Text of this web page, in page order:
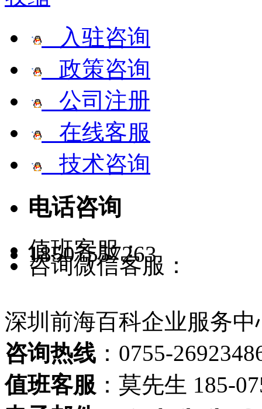
入驻咨询
政策咨询
公司注册
在线客服
技术咨询
电话咨询
值班客服：
18507557263
咨询微信客服：
深圳前海百科企业服务中
咨询热线 ：0755-
值班客服 ：莫先生 185-